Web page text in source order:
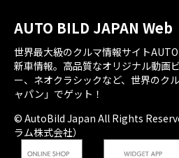
AUTO BILD JAPAN Web
世界最大級のクルマ情報サイト
新車情報。高品質なオリジナル動画
ー、ネオクラシックなど、世界のク
ャパン」でゲット！
© AutoBild Japan All Rights
ラム株式会社）